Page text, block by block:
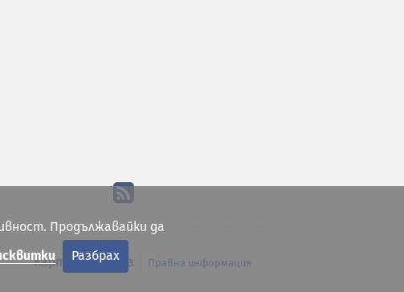
Карта на сайта Правна информация
Продължавайки да
Разбрах